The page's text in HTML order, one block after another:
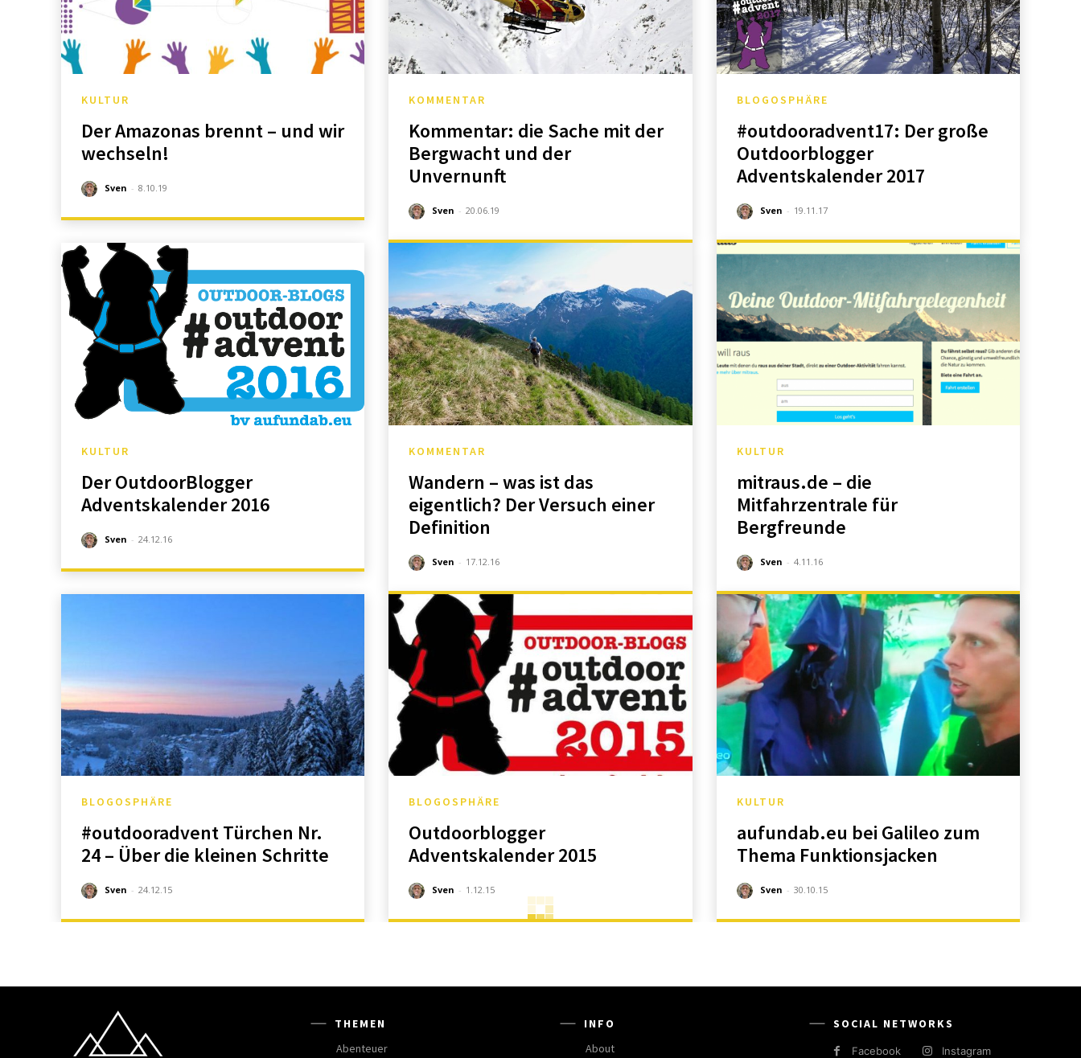
KULTUR
Der Amazonas brennt – und wir
wechseln!
Sven - 8.10.19
KOMMENTAR
Kommentar: die Sache mit der
Bergwacht und der
Unvernunft
Sven - 20.06.19
BLOGOSPHÄRE
#outdooradvent17: Der große
Outdoorblogger
Adventskalender 2017
Sven - 19.11.17
KULTUR
Der OutdoorBlogger
Adventskalender 2016
Sven - 24.12.16
KOMMENTAR
Wandern – was ist das
eigentlich? Der Versuch einer
Definition
Sven - 17.12.16
KULTUR
mitraus.de – die
Mitfahrzentrale für
Bergfreunde
Sven - 4.11.16
BLOGOSPHÄRE
#outdooradvent Türchen Nr.
24 – Über die kleinen Schritte
Sven - 24.12.15
BLOGOSPHÄRE
Outdoorblogger
Adventskalender 2015
Sven - 1.12.15
KULTUR
aufundab.eu bei Galileo zum
Thema Funktionsjacken
Sven - 30.10.15
THEMEN
Abenteuer
INFO
About
SOCIAL NETWORKS
Facebook Instagram